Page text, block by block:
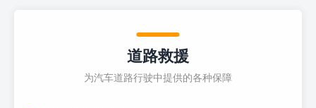
道路救援
为汽车道路行驶中提供的各种保障